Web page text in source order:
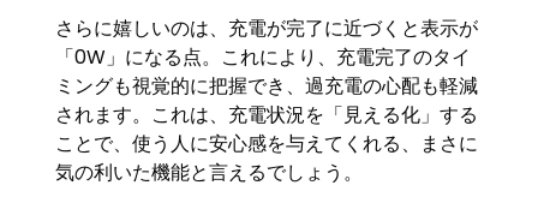
さらに嬉しいのは、充電が完了に近づくと表示が
「0W」になる点。これにより、充電完了のタイ
ミングも視覚的に把握でき、過充電の心配も軽減
されます。これは、充電状況を「見える化」する
ことで、使う人に安心感を与えてくれる、まさに
気の利いた機能と言えるでしょう。